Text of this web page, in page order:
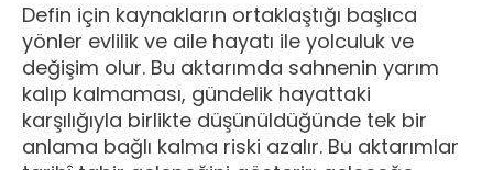
Defin için kaynakların ortaklaştığı başlıca
yönler evlilik ve aile hayatı ile yolculuk ve
değişim olur. Bu aktarımda sahnenin yarım
kalıp kalmaması, gündelik hayattaki
karşılığıyla birlikte düşünüldüğünde tek bir
anlama bağlı kalma riski azalır. Bu aktarımlar